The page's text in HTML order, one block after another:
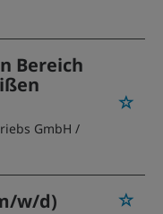
Bereich
GmbH /
w/d)